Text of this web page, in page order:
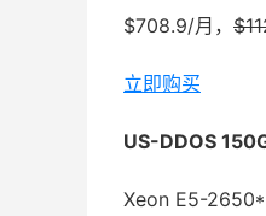
$708.9/月，
立即购买
US-DDOS
Xeon E5-